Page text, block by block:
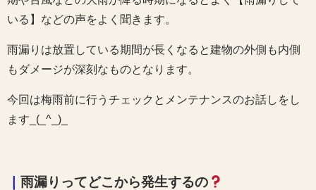
いる】などの声をよく聞きます。
雨漏りは放置している期間が長くなると建物の外側も内側
もダメージが深刻なものとなります。
今回は梅雨前に行うチェックとメンテナンスのお話しをし
ます_(_^_)_
雨漏りってどこから発生するの